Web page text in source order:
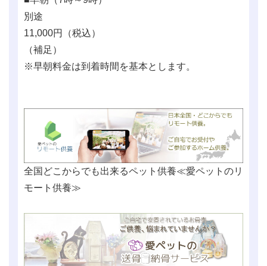
別途
11,000円（税込）
（補足）
※早朝料金は到着時間を基本とします。
全国どこからでも出来るペット供養≪愛ペットのリ
モート供養≫